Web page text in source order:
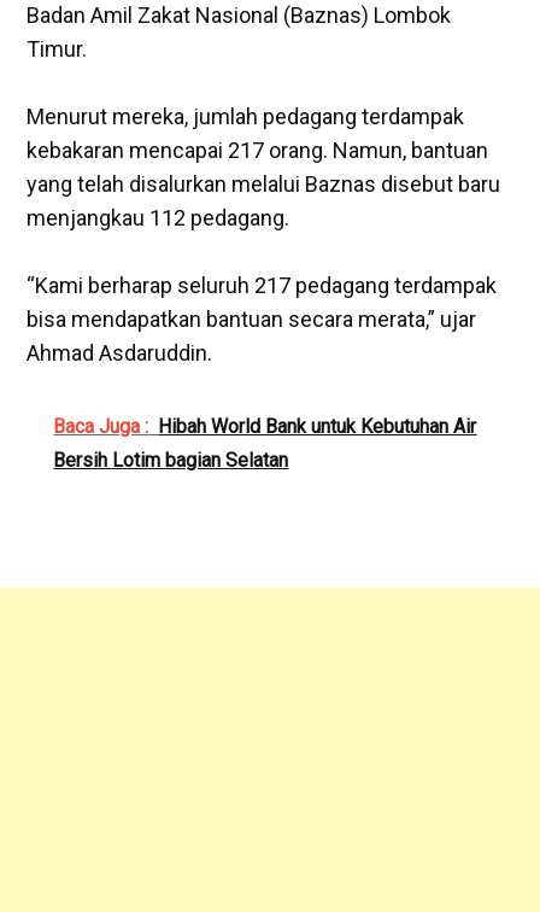
Badan Amil Zakat Nasional (Baznas) Lombok
Timur.
‎Menurut mereka, jumlah pedagang terdampak
kebakaran mencapai 217 orang. Namun, bantuan
yang telah disalurkan melalui Baznas disebut baru
menjangkau 112 pedagang.
‎“Kami berharap seluruh 217 pedagang terdampak
bisa mendapatkan bantuan secara merata,” ujar
Ahmad Asdaruddin.
Baca Juga : Hibah World Bank untuk Kebutuhan Air
Bersih Lotim bagian Selatan